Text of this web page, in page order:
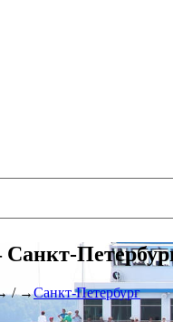
/ →Санкт-Петербург